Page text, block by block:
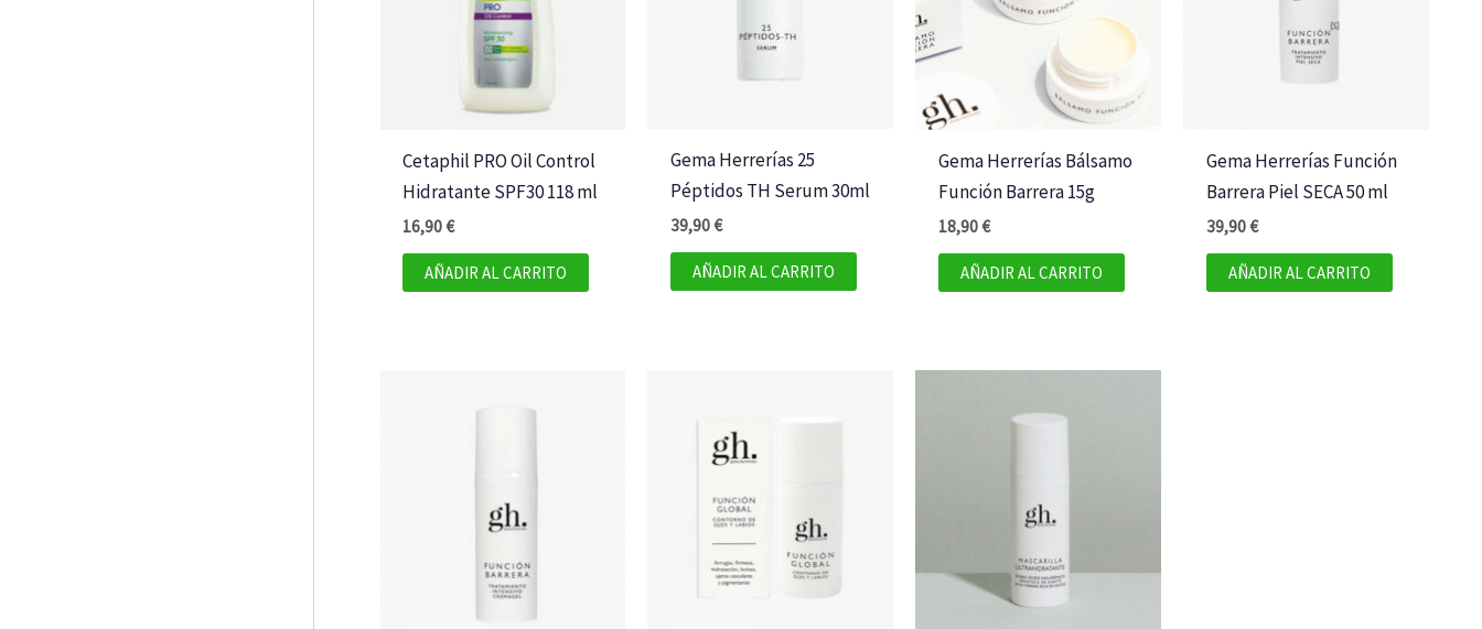
Cetaphil PRO Oil Control
Hidratante SPF30 118 ml
16,90€
AÑADIR AL CARRITO
Gema Herrerías 25
Péptidos TH Serum 30ml
39,90€
AÑADIR AL CARRITO
Gema Herrerías Bálsamo
Función Barrera 15g
18,90€
AÑADIR AL CARRITO
Gema Herrerías Función
Barrera Piel SECA 50 ml
39,90€
AÑADIR AL CARRITO